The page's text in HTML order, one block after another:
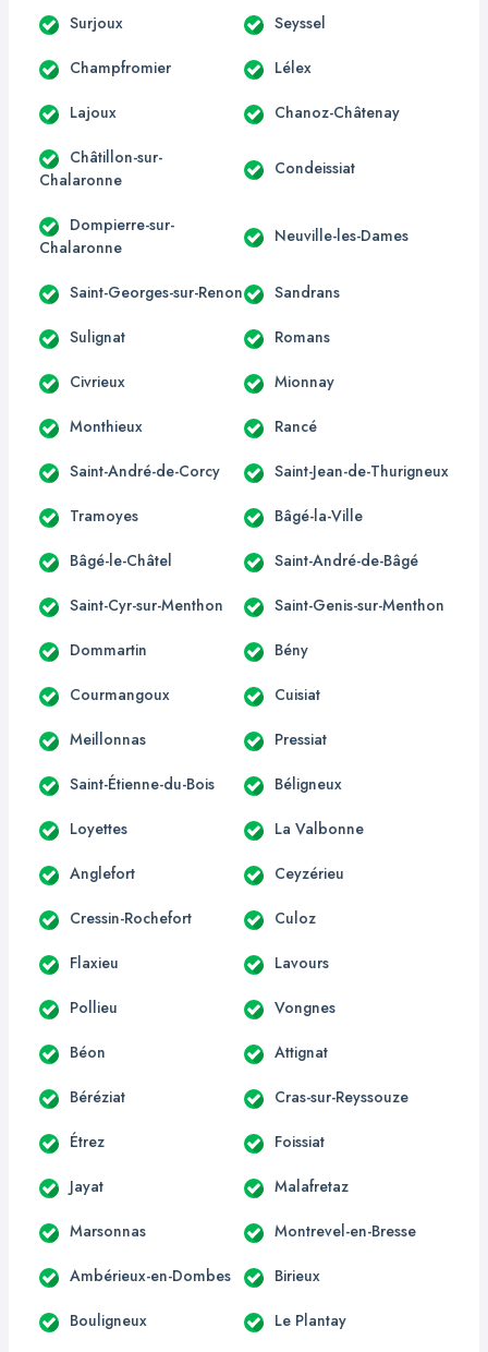
Surjoux Seyssel
Champfromier Lélex
Lajoux Chanoz-Châtenay
Châtillon-sur-
Chalaronne
Condeissiat
Dompierre-sur-
Chalaronne
Neuville-les-Dames
Saint-Georges-sur-Renon Sandrans
Sulignat Romans
Civrieux Mionnay
Monthieux Rancé
Saint-André-de-Corcy Saint-Jean-de-Thurigneux
Tramoyes Bâgé-la-Ville
Bâgé-le-Châtel Saint-André-de-Bâgé
Saint-Cyr-sur-Menthon Saint-Genis-sur-Menthon
Dommartin Bény
Courmangoux Cuisiat
Meillonnas Pressiat
Saint-Étienne-du-Bois Béligneux
Loyettes La Valbonne
Anglefort Ceyzérieu
Cressin-Rochefort Culoz
Flaxieu Lavours
Pollieu Vongnes
Béon Attignat
Béréziat Cras-sur-Reyssouze
Étrez Foissiat
Jayat Malafretaz
Marsonnas Montrevel-en-Bresse
Ambérieux-en-Dombes Birieux
Bouligneux Le Plantay